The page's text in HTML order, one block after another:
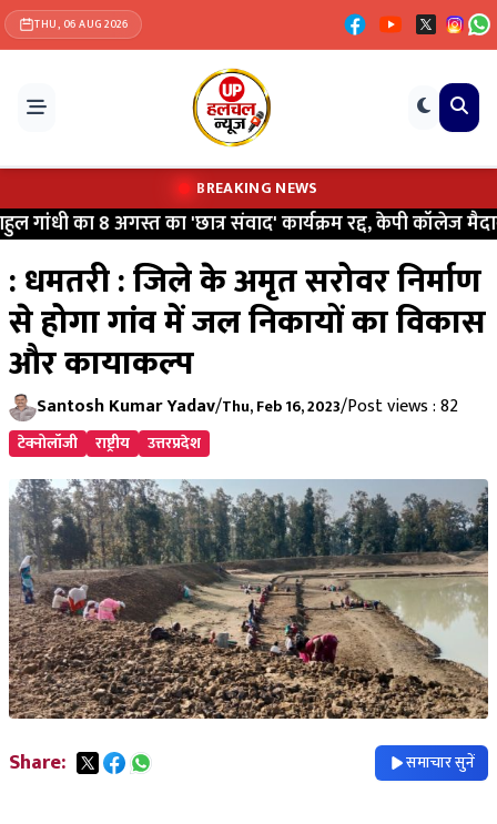
THU, 06 AUG 2026
BREAKING NEWS
का 8 अगस्त का 'छात्र संवाद' कार्यक्रम रद्द, केपी कॉलेज मैदान
: धमतरी : जिले के अमृत सरोवर निर्माण
से होगा गांव में जल निकायों का विकास
और कायाकल्प
Santosh Kumar Yadav/Thu, Feb 16, 2023/Post views : 82
टेक्नोलॉजी राष्ट्रीय उत्तरप्रदेश
Share: समाचार सुनें